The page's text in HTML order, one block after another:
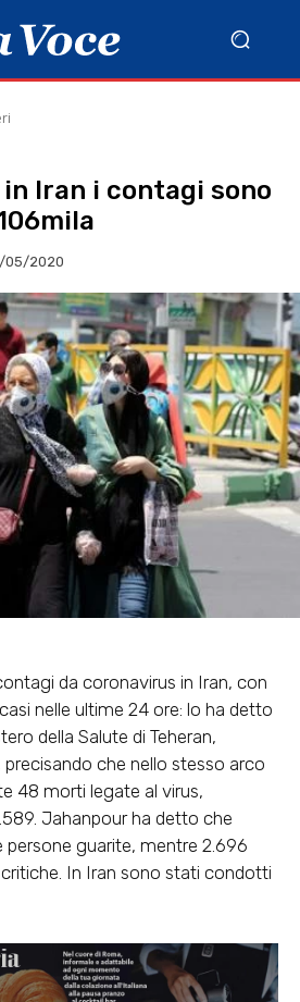
Iran i contagi sono
05/2020
da coronavirus in Iran, con
nelle ultime 24 ore: lo ha detto
della Salute di Teheran,
che nello stesso arco
48 morti legate al virus,
Jahanpour ha detto che
guarite, mentre 2.696
In Iran sono stati condotti